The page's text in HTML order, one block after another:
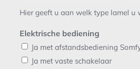
Hier geeft u aan welk type lamel u
Elektrische bediening
Ja met afstandsbediening
Ja met vaste schakelaar